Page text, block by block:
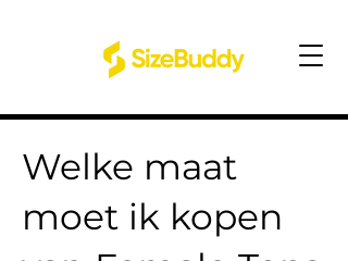
Welke maat
moet ik kopen